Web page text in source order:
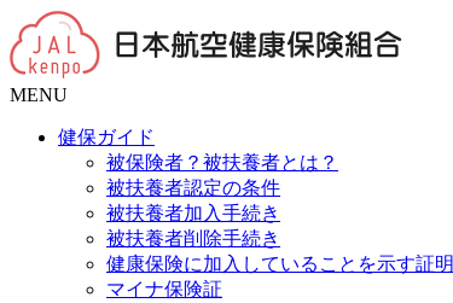
MENU
健保ガイド
被保険者？被扶養者とは？
被扶養者認定の条件
被扶養者加入手続き
被扶養者削除手続き
健康保険に加入していることを示す証明
マイナ保険証